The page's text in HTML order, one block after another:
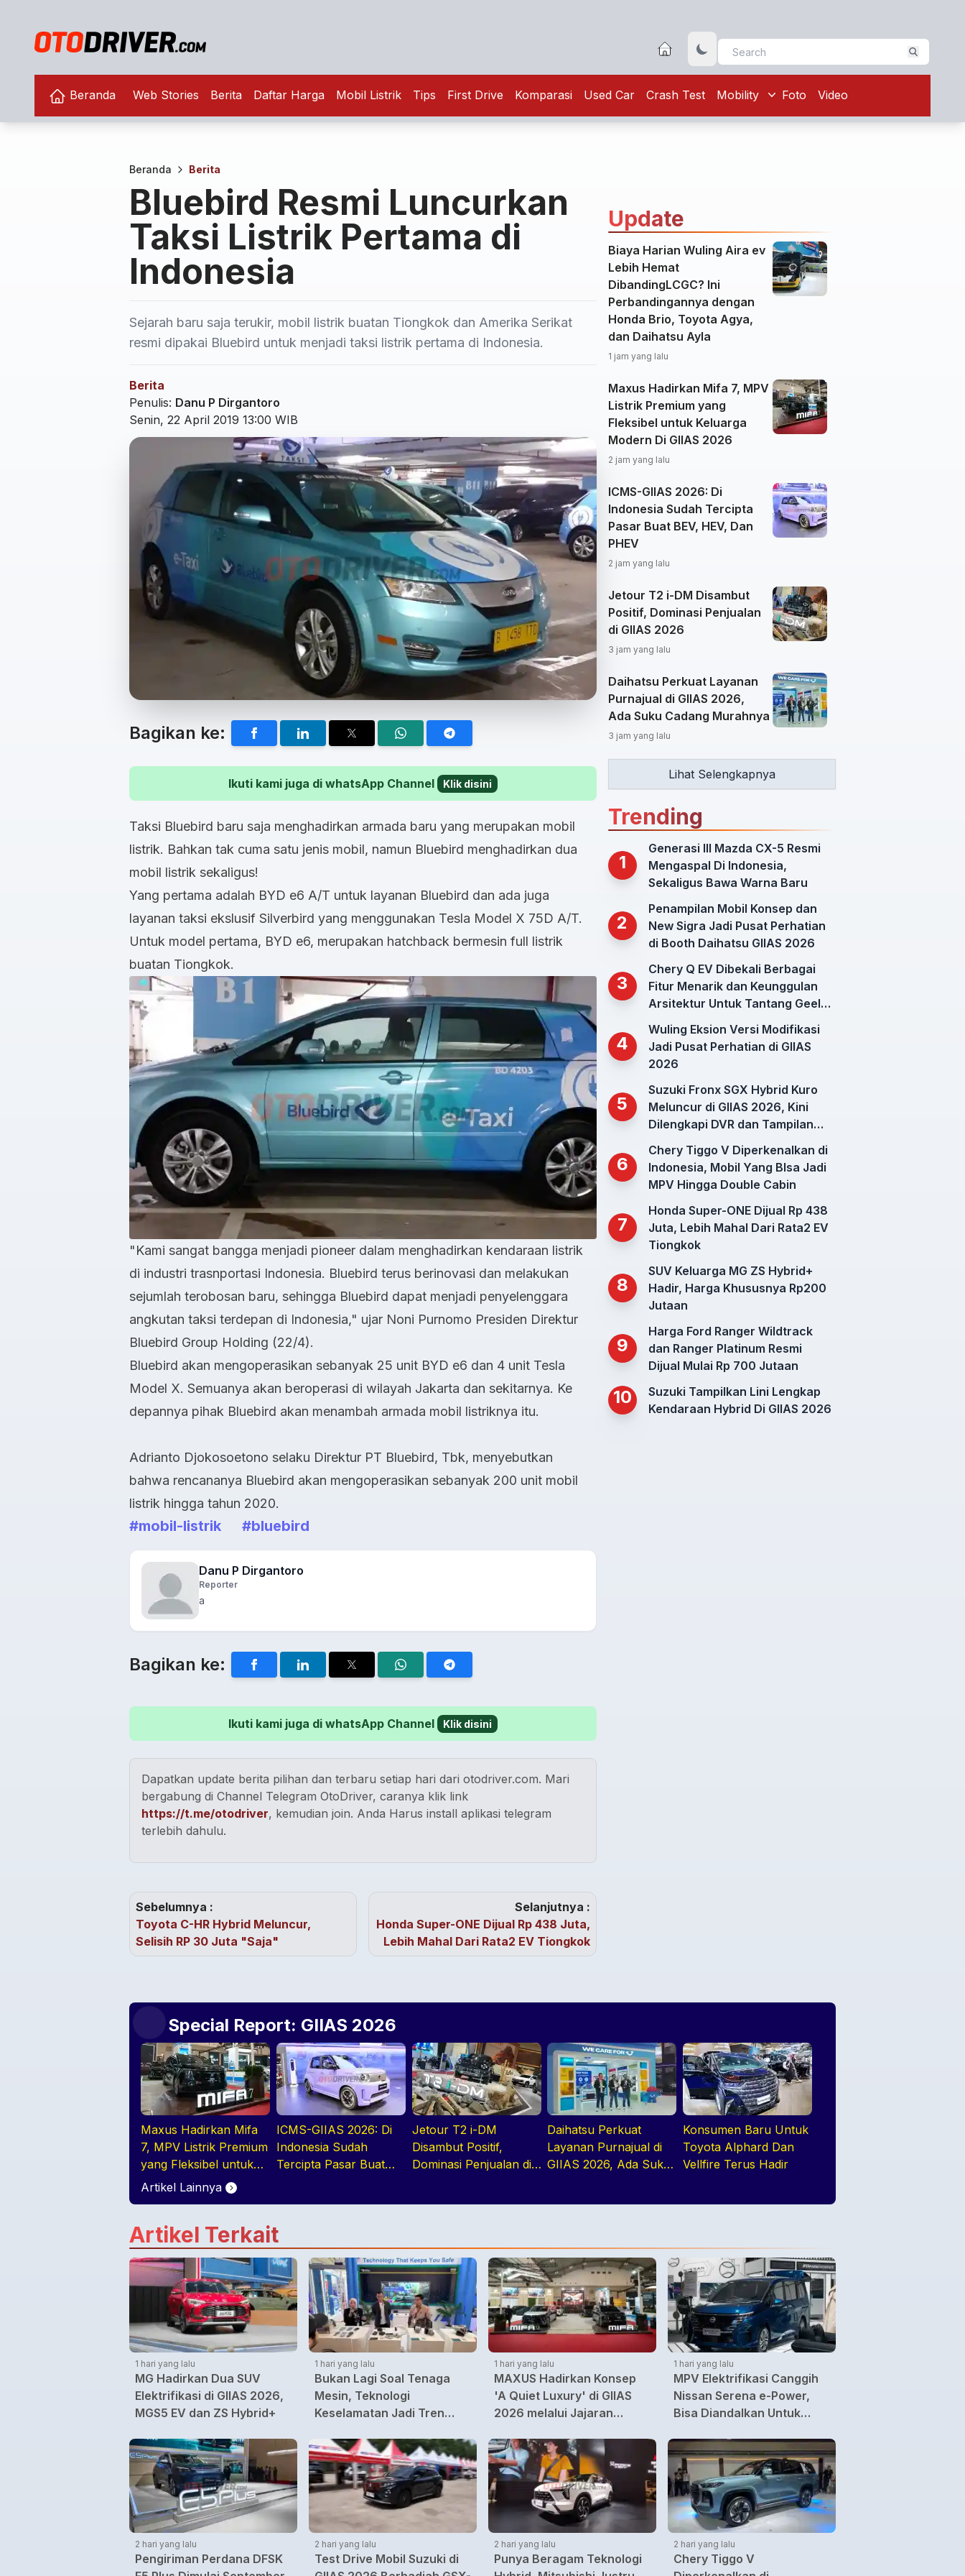
Beranda Web Stories Berita Daftar Harga Mobil Listrik Tips First Drive Komparasi Used Car Crash Test Mobility Foto Video
Beranda Berita
Bluebird Resmi Luncurkan
Taksi Listrik Pertama di
Indonesia
Sejarah baru saja terukir, mobil listrik buatan Tiongkok dan Amerika Serikat
resmi dipakai Bluebird untuk menjadi taksi listrik pertama di Indonesia.
Berita
Penulis: Danu P Dirgantoro
Senin, 22 April 2019 13:00 WIB
Bagikan ke:
Ikuti kami juga di whatsApp Channel Klik disini
Taksi Bluebird baru saja menghadirkan armada baru yang merupakan mobil
listrik. Bahkan tak cuma satu jenis mobil, namun Bluebird menghadirkan dua
mobil listrik sekaligus!
Yang pertama adalah BYD e6 A/T untuk layanan Bluebird dan ada juga
layanan taksi ekslusif Silverbird yang menggunakan Tesla Model X 75D A/T.
Untuk model pertama, BYD e6, merupakan hatchback bermesin full listrik
buatan Tiongkok.
"Kami sangat bangga menjadi pioneer dalam menghadirkan kendaraan listrik
di industri trasnportasi Indonesia. Bluebird terus berinovasi dan melakukan
sejumlah terobosan baru, sehingga Bluebird dapat menjadi penyelenggara
angkutan taksi terdepan di Indonesia," ujar Noni Purnomo Presiden Direktur
Bluebird Group Holding (22/4).
Bluebird akan mengoperasikan sebanyak 25 unit BYD e6 dan 4 unit Tesla
Model X. Semuanya akan beroperasi di wilayah Jakarta dan sekitarnya. Ke
depannya pihak Bluebird akan menambah armada mobil listriknya itu.
Adrianto Djokosoetono selaku Direktur PT Bluebird, Tbk, menyebutkan
bahwa rencananya Bluebird akan mengoperasikan sebanyak 200 unit mobil
listrik hingga tahun 2020.
#mobil-listrik #bluebird
Danu P Dirgantoro
Reporter
a
Bagikan ke:
Ikuti kami juga di whatsApp Channel Klik disini
Dapatkan update berita pilihan dan terbaru setiap hari dari otodriver.com. Mari
bergabung di Channel Telegram OtoDriver, caranya klik link
https://t.me/otodriver, kemudian join. Anda Harus install aplikasi telegram
terlebih dahulu.
Sebelumnya :
Toyota C-HR Hybrid Meluncur,
Selisih RP 30 Juta "Saja"
Selanjutnya :
Honda Super-ONE Dijual Rp 438 Juta,
Lebih Mahal Dari Rata2 EV Tiongkok
Update
Biaya Harian Wuling Aira ev
Lebih Hemat
DibandingLCGC? Ini
Perbandingannya dengan
Honda Brio, Toyota Agya,
dan Daihatsu Ayla
1 jam yang lalu
Maxus Hadirkan Mifa 7, MPV
Listrik Premium yang
Fleksibel untuk Keluarga
Modern Di GIIAS 2026
2 jam yang lalu
ICMS-GIIAS 2026: Di
Indonesia Sudah Tercipta
Pasar Buat BEV, HEV, Dan
PHEV
2 jam yang lalu
Jetour T2 i-DM Disambut
Positif, Dominasi Penjualan
di GIIAS 2026
3 jam yang lalu
Daihatsu Perkuat Layanan
Purnajual di GIIAS 2026,
Ada Suku Cadang Murahnya
3 jam yang lalu
Lihat Selengkapnya
Trending
1
Generasi III Mazda CX-5 Resmi
Mengaspal Di Indonesia,
Sekaligus Bawa Warna Baru
2
Penampilan Mobil Konsep dan
New Sigra Jadi Pusat Perhatian
di Booth Daihatsu GIIAS 2026
3
Chery Q EV Dibekali Berbagai
Fitur Menarik dan Keunggulan
Arsitektur Untuk Tantang Geely
4
Wuling Eksion Versi Modifikasi
Jadi Pusat Perhatian di GIIAS
2026
5
Suzuki Fronx SGX Hybrid Kuro
Meluncur di GIIAS 2026, Kini
Dilengkapi DVR dan Tampilan
6
Chery Tiggo V Diperkenalkan di
Indonesia, Mobil Yang BIsa Jadi
MPV Hingga Double Cabin
7
Honda Super-ONE Dijual Rp 438
Juta, Lebih Mahal Dari Rata2 EV
Tiongkok
8
SUV Keluarga MG ZS Hybrid+
Hadir, Harga Khususnya Rp200
Jutaan
9
Harga Ford Ranger Wildtrack
dan Ranger Platinum Resmi
Dijual Mulai Rp 700 Jutaan
10
Suzuki Tampilkan Lini Lengkap
Kendaraan Hybrid Di GIIAS 2026
Special Report: GIIAS 2026
Maxus Hadirkan Mifa
7, MPV Listrik Premium
yang Fleksibel untuk
Keluarga Modern Di
ICMS-GIIAS 2026: Di
Indonesia Sudah
Tercipta Pasar Buat
Jetour T2 i-DM
Disambut Positif,
Dominasi Penjualan di
Daihatsu Perkuat
Layanan Purnajual di
GIIAS 2026, Ada Suku
Konsumen Baru Untuk
Toyota Alphard Dan
Vellfire Terus Hadir
Artikel Lainnya
Artikel Terkait
1 hari yang lalu
MG Hadirkan Dua SUV
Elektrifikasi di GIIAS 2026,
MGS5 EV dan ZS Hybrid+
1 hari yang lalu
Bukan Lagi Soal Tenaga
Mesin, Teknologi
Keselamatan Jadi Tren
1 hari yang lalu
MAXUS Hadirkan Konsep
'A Quiet Luxury' di GIIAS
2026 melalui Jajaran
1 hari yang lalu
MPV Elektrifikasi Canggih
Nissan Serena e-Power,
Bisa Diandalkan Untuk
2 hari yang lalu
Pengiriman Perdana DFSK
2 hari yang lalu
Test Drive Mobil Suzuki di
2 hari yang lalu
Punya Beragam Teknologi
2 hari yang lalu
Chery Tiggo V